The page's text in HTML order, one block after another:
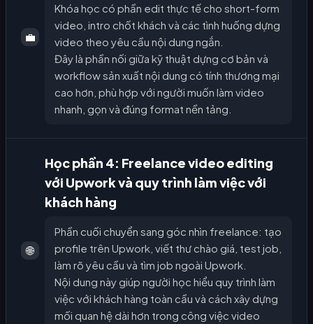
💼
Khóa học có phần edit thực tế cho short-form
video, intro chốt khách và các tình huống dựng
video theo yêu cầu nội dung ngắn.
Đây là phần nối giữa kỹ thuật dựng cơ bản và
workflow sản xuất nội dung có tính thương mại
cao hơn, phù hợp với người muốn làm video
nhanh, gọn và đúng format nền tảng.
🌐
Học phần 4: Freelance video editing
với Upwork và quy trình làm việc với
khách hàng
Phần cuối chuyển sang góc nhìn freelance: tạo
profile trên Upwork, viết thư chào giá, test job,
làm rõ yêu cầu và tìm job ngoài Upwork.
Nội dung này giúp người học hiểu quy trình làm
việc với khách hàng toàn cầu và cách xây dựng
mối quan hệ dài hơn trong công việc video